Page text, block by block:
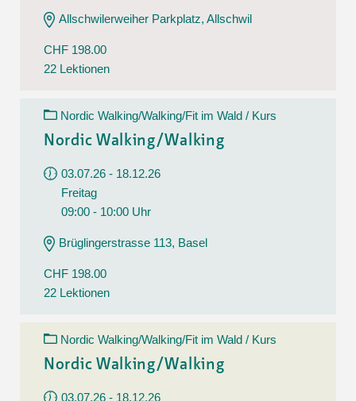
Allschwilerweiher Parkplatz, Allschwil
CHF 198.00
22 Lektionen
Nordic Walking/Walking/Fit im Wald / Kurs
Nordic Walking/Walking
03.07.26 - 18.12.26
Freitag
09:00 - 10:00 Uhr
Brüglingerstrasse 113, Basel
CHF 198.00
22 Lektionen
Nordic Walking/Walking/Fit im Wald / Kurs
Nordic Walking/Walking
03.07.26 - 18.12.26